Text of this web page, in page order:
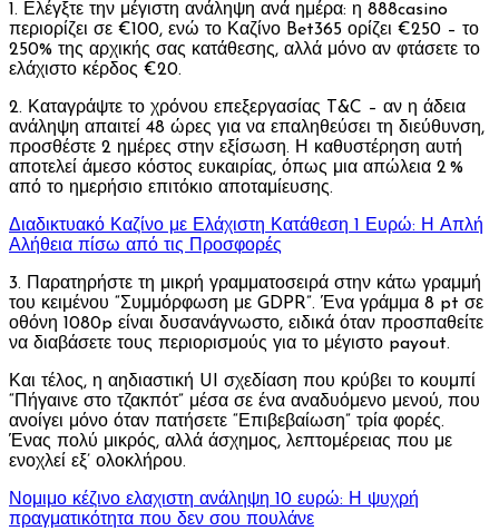
1. Ελέγξτε την μέγιστη ανάληψη ανά ημέρα: η 888casino
περιορίζει σε €100, ενώ το Καζίνο Bet365 ορίζει €250 – το
250% της αρχικής σας κατάθεσης, αλλά μόνο αν φτάσετε το
ελάχιστο κέρδος €20.
2. Καταγράψτε το χρόνου επεξεργασίας T&C – αν η άδεια
ανάληψη απαιτεί 48 ώρες για να επαληθεύσει τη διεύθυνση,
προσθέστε 2 ημέρες στην εξίσωση. Η καθυστέρηση αυτή
αποτελεί άμεσο κόστος ευκαιρίας, όπως μια απώλεια 2 %
από το ημερήσιο επιτόκιο αποταμίευσης.
Διαδικτυακό Καζίνο με Ελάχιστη Κατάθεση 1 Ευρώ: Η Απλή
Αλήθεια πίσω από τις Προσφορές
3. Παρατηρήστε τη μικρή γραμματοσειρά στην κάτω γραμμή
του κειμένου “Συμμόρφωση με GDPR”. Ένα γράμμα 8 pt σε
οθόνη 1080p είναι δυσανάγνωστο, ειδικά όταν προσπαθείτε
να διαβάσετε τους περιορισμούς για το μέγιστο payout.
Και τέλος, η αηδιαστική UI σχεδίαση που κρύβει το κουμπί
“Πήγαινε στο τζακπότ” μέσα σε ένα αναδυόμενο μενού, που
ανοίγει μόνο όταν πατήσετε “Επιβεβαίωση” τρία φορές.
Ένας πολύ μικρός, αλλά άσχημος, λεπτομέρειας που με
ενοχλεί εξ’ ολοκλήρου.
Νομιμο κέζινο ελαχιστη ανάληψη 10 ευρώ: Η ψυχρή
πραγματικότητα που δεν σου πουλάνε